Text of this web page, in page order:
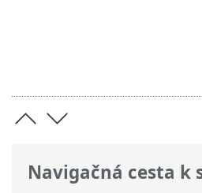
Navigačná cesta k